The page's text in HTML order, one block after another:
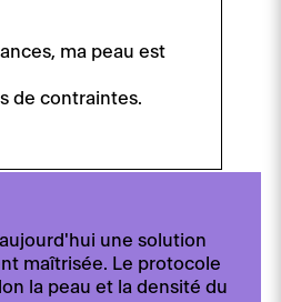
ma peau est
de contraintes.
une solution
maîtrisée. Le protocole
la peau et la densité du